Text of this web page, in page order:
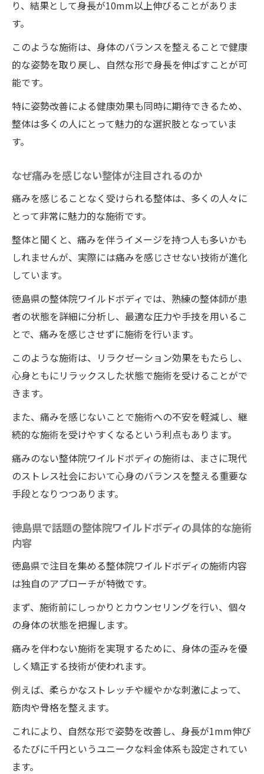
姿勢矯正に興味がある方へのアドバイス
痛みを感じない整体で身長アップ！ワイルドボ
ディでの施術体験
ディの秘密
施術中にリラックスするためのヒント
どの程度身長が伸びるのか？具体例を紹介
施術前後の変化を最大限に引き出す方法
整体の施術がもたらす心身のリラクゼーシ
料金は伸びた分だけ！徳島県で整体を試してみ
よう
料金制度の詳しい説明とそのメリット
徳島県での試してみたい整体の選び方
体験者の口コミから見る料金満足度
を伸ばす
リラックスしながら身長が伸びる理由
整体の施術がリラクゼーションに与える効
果
徳島県での癒しの整体院ワイルドボディの
施術体験とは？
ストレス解消と身長アップを両立する整体
施術後のリラックス状態を保つための方法
整体で健康と美しい姿勢を両立！ワイルドボデ
ィの施術紹介
ワイルドボディでのユニークな施術メニュ
ーとは？
姿勢改善がもたらす外見へのプラス効果
美しい姿勢を維持するための整体の役割
整体による総合的な健康増進のメリット
ワイルドボディでの施術体験者のビフォー
り、結果として身長が10mm以上伸びることがありま
す。
このような施術は、身体のバランスを整えることで健康
的な姿勢を取り戻し、自然な形で身長を伸ばすことが可
能です。
特に姿勢改善による健康効果も同時に期待できるため、
整体は多くの人にとって魅力的な選択肢となっていま
す。
なぜ痛みを感じない整体が注目されるのか
痛みを感じることなく受けられる整体は、多くの人々に
とって非常に魅力的な施術です。
整体と聞くと、痛みを伴うイメージを持つ人も多いかも
しれませんが、実際には痛みを感じさせない技術が進化
しています。
徳島県の整体院ワイルドボディでは、熟練の整体師が患
者の状態を詳細に分析し、最適な圧力や手技を用いるこ
とで、痛みを感じさせずに施術を行います。
このような施術は、リラクゼーション効果をもたらし、
心身ともにリラックスした状態で施術を受けることがで
きます。
また、痛みを感じないことで施術への不安を軽減し、継
続的な施術を受けやすくなるという利点もあります。
痛みのない整体院ワイルドボディの施術は、まさに現代
のストレス社会において心身のバランスを整える重要な
手段となりつつあります。
徳島県で話題の整体院ワイルドボディの具体的な施術
内容
徳島県で注目を集める整体院ワイルドボディの施術内容
は独自のアプローチが特徴です。
まず、施術前にしっかりとカウンセリングを行い、個々
の身体の状態を把握します。
痛みを伴わない施術を実現するために、身体の歪みを優
しく矯正する技術が使われます。
例えば、柔らかなストレッチや緩やかな刺激によって、
筋肉や骨格を整えます。
これにより、自然な形で姿勢を改善し、身長が1mm伸び
るたびに千円というユニークな料金体系も設定されてい
ます。